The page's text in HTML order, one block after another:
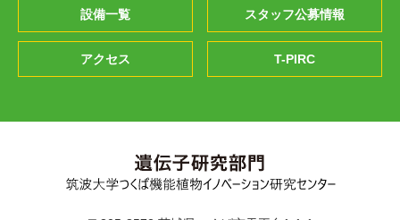
設備一覧 スタッフ公募情報
アクセス T-PIRC